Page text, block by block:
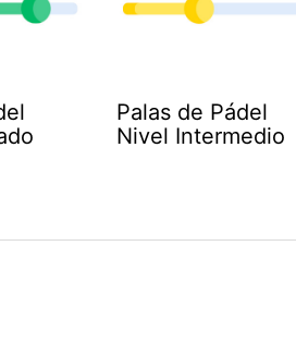
Palas de Pádel
Nivel Intermedio